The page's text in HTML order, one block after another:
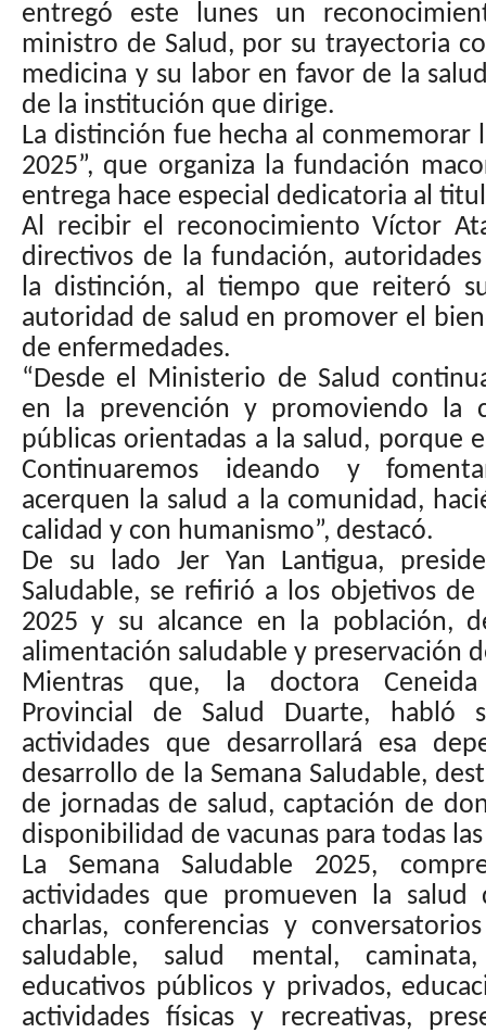
entregó este lunes un
ministro de Salud, por su trayectoria
medicina y su labor en favor de la
de la institución que dirige.
La distinción fue hecha al conmemorar
2025”, que organiza la fundación
entrega hace especial dedicatoria al
Al recibir el reconocimiento Víctor
directivos de la fundación,
la distinción, al tiempo que reiteró
autoridad de salud en promover el
de enfermedades.
“Desde el Ministerio de Salud
en la prevención y promoviendo la
públicas orientadas a la salud, porque
Continuaremos ideando y
acerquen la salud a la comunidad,
calidad y con humanismo”, destacó.
De su lado Jer Yan Lantigua,
Saludable, se refirió a los objetivos de
2025 y su alcance en la población,
alimentación saludable y preservación
Mientras que, la doctora
Provincial de Salud Duarte, habló
actividades que desarrollará esa
desarrollo de la Semana Saludable,
de jornadas de salud, captación de
disponibilidad de vacunas para todas
La Semana Saludable 2025,
actividades que promueven la
charlas, conferencias y
saludable, salud mental,
educativos públicos y privados,
actividades físicas y recreativas,